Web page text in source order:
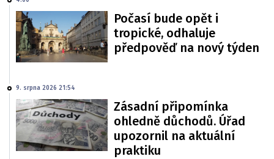
Počasí bude opět i
tropické, odhaluje
předpověď na nový týden
9. srpna 2026 21:54
Zásadní připomínka
ohledně důchodů. Úřad
upozornil na aktuální
praktiku